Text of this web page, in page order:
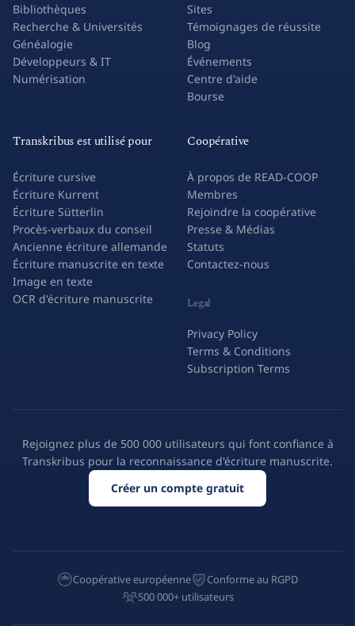
Bibliothèques
Recherche & Universités
Généalogie
Développeurs & IT
Numérisation
Sites
Témoignages de réussite
Blog
Événements
Centre d'aide
Bourse
Transkribus est utilisé pour
Écriture cursive
Écriture Kurrent
Écriture Sütterlin
Procès-verbaux du conseil
Ancienne écriture allemande
Écriture manuscrite en texte
Image en texte
OCR d'écriture manuscrite
Coopérative
À propos de READ-COOP
Membres
Rejoindre la coopérative
Presse & Médias
Statuts
Contactez-nous
Legal
Privacy Policy
Terms & Conditions
Subscription Terms
Rejoignez plus de 500 000 utilisateurs qui font confiance à
Transkribus pour la reconnaissance d'écriture manuscrite.
Créer un compte gratuit
Coopérative européenne
Conforme au RGPD
500 000+ utilisateurs